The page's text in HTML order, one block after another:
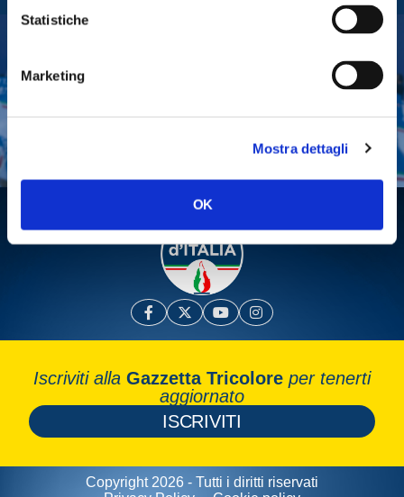
Statistiche
Marketing
Mostra dettagli
OK
Iscriviti alla Gazzetta Tricolore per tenerti
aggiornato
ISCRIVITI
Copyright 2026 - Tutti i diritti riservati